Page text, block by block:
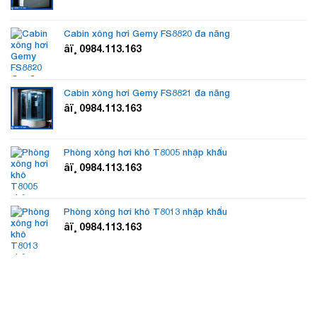
Cabin xông hơi Gemy FS8820 đa năng
âï¸ 0984.113.163
Cabin xông hơi Gemy FS8821 đa năng
âï¸ 0984.113.163
Phòng xông hơi khô T8005 nhập khẩu
âï¸ 0984.113.163
Phòng xông hơi khô T8013 nhập khẩu
âï¸ 0984.113.163